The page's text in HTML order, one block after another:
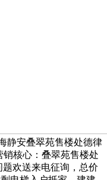
静安叠翠苑售楼处德律
核心：叠翠苑售楼处
欢送来电征询，总价